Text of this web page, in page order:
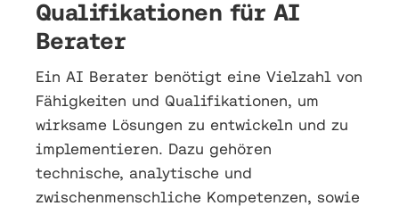
Qualifikationen für AI
Berater
Ein AI Berater benötigt eine Vielzahl von
Fähigkeiten und Qualifikationen, um
wirksame Lösungen zu entwickeln und zu
implementieren. Dazu gehören
technische, analytische und
zwischenmenschliche Kompetenzen, sowie